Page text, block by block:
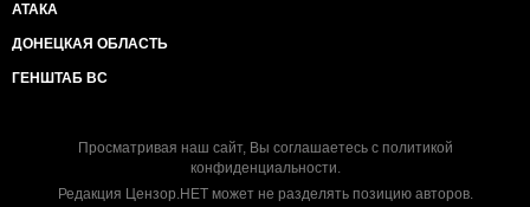
АТАКА
ДОНЕЦКАЯ ОБЛАСТЬ
ГЕНШТАБ ВС
Просматривая наш сайт, Вы соглашаетесь с политикой
конфиденциальности.
Редакция Цензор.НЕТ может не разделять позицию авторов.